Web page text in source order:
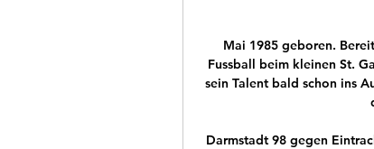
Mai 1985 geboren.
Fussball beim kleinen St.
sein Talent bald schon ins
Darmstadt 98 gegen